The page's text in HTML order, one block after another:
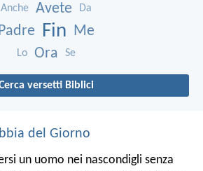
Anche Avete Da
Fin Me
Lo Ora Se
versetti Biblici
del Giorno
un uomo nei nascondigli senza